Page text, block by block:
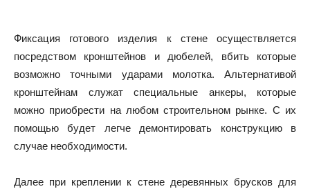
Фиксация готового изделия к стене осуществляется
посредством кронштейнов и дюбелей, вбить которые
возможно точными ударами молотка. Альтернативой
кронштейнам служат специальные анкеры, которые
можно приобрести на любом строительном рынке. С их
помощью будет легче демонтировать конструкцию в
случае необходимости.
Далее при креплении к стене деревянных брусков для